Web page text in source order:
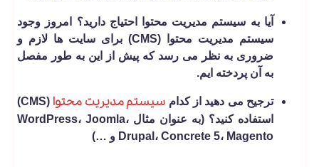
آیا به سیستم مدیریت محتوا احتیاج دارید؟ امروز وجود
سیستم مدیریت محتوا (CMS) برای سایت ها لازم و
ضروری به نظر می رسد که پیش از این به طور مفصل
به آن پردخته ایم.
ترجیح می ­دهید از کدام سیستم مدیریت محتوا
(CMS)
استفاده کنید؟ (به عنوان مثال WordPress، Joomla،
Drupal، Concrete 5، Magento و …)